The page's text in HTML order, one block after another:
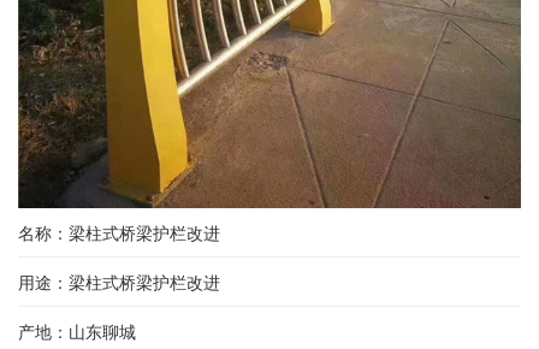
名称：梁柱式桥梁护栏改进
用途：梁柱式桥梁护栏改进
产地：山东聊城